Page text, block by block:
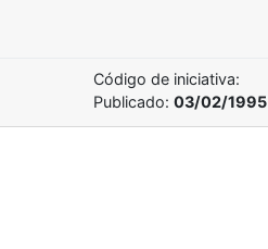
Código de iniciativa:
Publicado: 03/02/1995